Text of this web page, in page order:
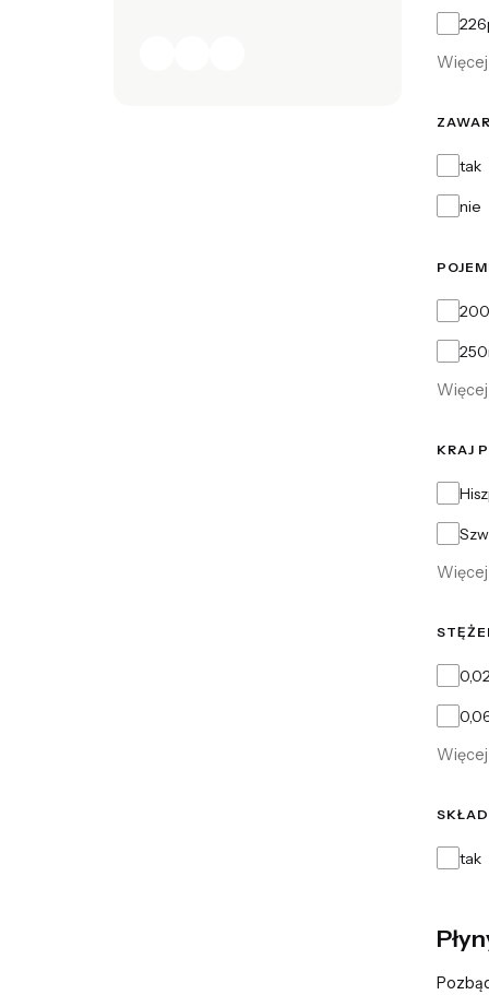
tak
nie
KRAJ
Kraj
tak